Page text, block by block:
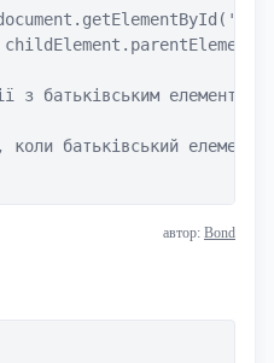
з батьківським елементом
коли батьківський елемент
автор: Bond